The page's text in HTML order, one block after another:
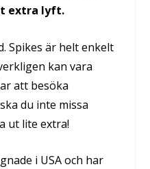
extra lyft.
Spikes är helt enkelt
kan vara
att besöka
du inte missa
ut lite extra!
i USA och har